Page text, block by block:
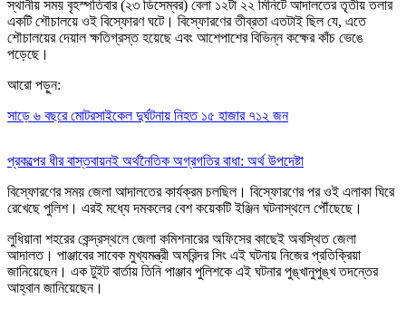
স্থানীয় সময় বৃহস্পতিবার (২৩ ডিসেম্বর) বেলা ১২টা ২২ মিনিটে আদালতের তৃতীয় তলার
একটি শৌচালয়ে ওই বিস্ফোরণ ঘটে। বিস্ফোরণের তীব্রতা এতটাই ছিল যে, এতে
শৌচালয়ের দেয়াল ক্ষতিগ্রস্ত হয়েছে এবং আশেপাশের বিভিন্ন কক্ষের কাঁচ ভেঙে
পড়েছে।
আরো পড়ুন:
সাড়ে ৬ বছরে মোটরসাইকেল দুর্ঘটনায় নিহত ১৫ হাজার ৭১২ জন
প্রকল্পের ধীর বাস্তবায়নই অর্থনৈতিক অগ্রগতির বাধা: অর্থ উপদেষ্টা
বিস্ফোরণের সময় জেলা আদালতের কার্যক্রম চলছিল। বিস্ফোরণের পর ওই এলাকা ঘিরে
রেখেছে পুলিশ। এরই মধ্যে দমকলের বেশ কয়েকটি ইঞ্জিন ঘটনাস্থলে পৌঁছেছে।
লুধিয়ানা শহরের কেন্দ্রস্থলে জেলা কমিশনারের অফিসের কাছেই অবস্থিত জেলা
আদালত। পাঞ্জাবের সাবেক মুখ্যমন্ত্রী অমরিন্দর সিং এই ঘটনায় নিজের প্রতিক্রিয়া
জানিয়েছেন। এক টুইট বার্তায় তিনি পাঞ্জাব পুলিশকে এই ঘটনার পুঙ্খানুপুঙ্খ তদন্তের
আহ্বান জানিয়েছেন।